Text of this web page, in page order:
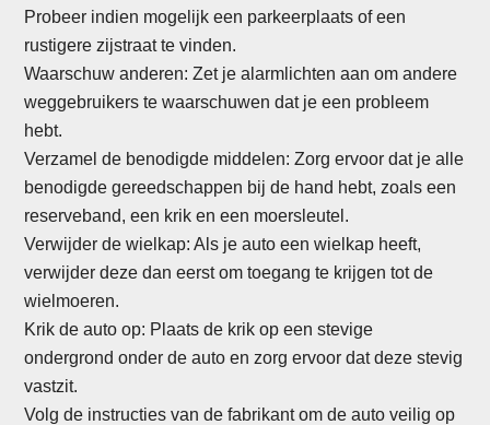
Probeer indien mogelijk een parkeerplaats of een
rustigere zijstraat te vinden.
Waarschuw anderen: Zet je alarmlichten aan om andere
weggebruikers te waarschuwen dat je een probleem
hebt.
Verzamel de benodigde middelen: Zorg ervoor dat je alle
benodigde gereedschappen bij de hand hebt, zoals een
reserveband, een krik en een moersleutel.
Verwijder de wielkap: Als je auto een wielkap heeft,
verwijder deze dan eerst om toegang te krijgen tot de
wielmoeren.
Krik de auto op: Plaats de krik op een stevige
ondergrond onder de auto en zorg ervoor dat deze stevig
vastzit.
Volg de instructies van de fabrikant om de auto veilig op